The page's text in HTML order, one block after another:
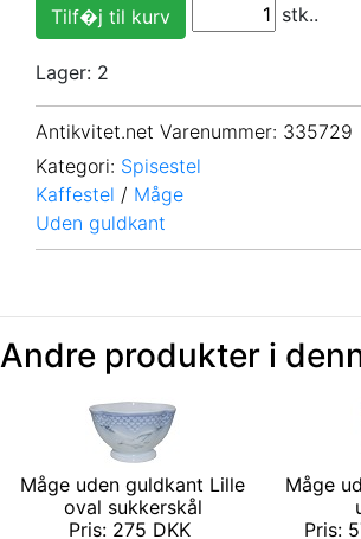
stk..
Lager: 2
Antikvitet.net Varenummer: 335729
Kategori: Spisestel
Kaffestel / Måge
Uden guldkant
Andre produkter i
Måge uden guldkant Lille
oval sukkerskål
Pris: 275 DKK
Måge
Pris: